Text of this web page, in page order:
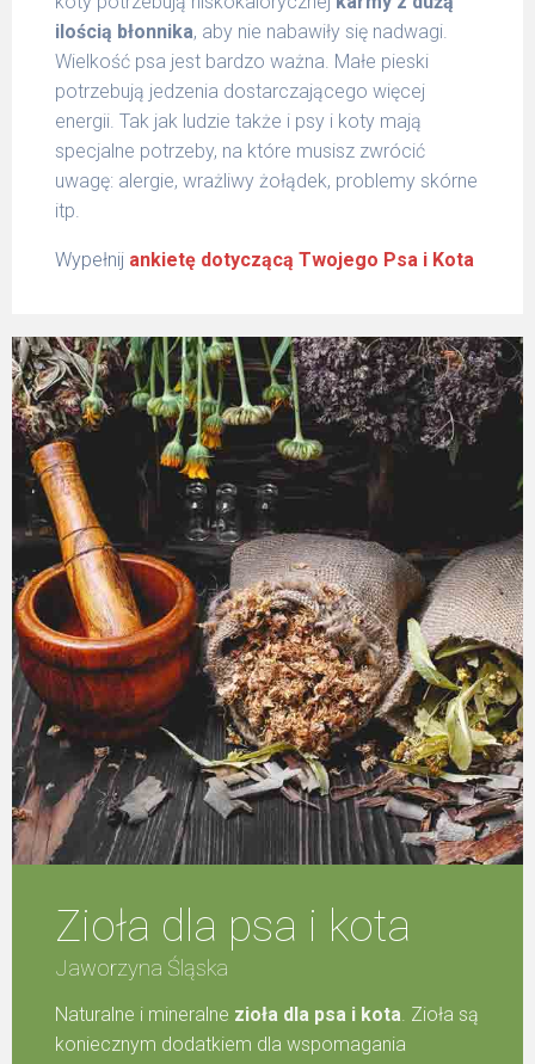
ilością błonnika, aby nie nabawiły się nadwagi.
Wielkość psa jest bardzo ważna. Małe pieski
potrzebują jedzenia dostarczającego więcej
energii. Tak jak ludzie także i psy i koty mają
specjalne potrzeby, na które musisz zwrócić
uwagę: alergie, wrażliwy żołądek, problemy skórne
itp.
Wypełnij ankietę dotyczącą Twojego Psa i Kota
Zioła dla psa i kota
Jaworzyna Śląska
Naturalne i mineralne zioła dla psa i kota. Zioła są
koniecznym dodatkiem dla wspomagania